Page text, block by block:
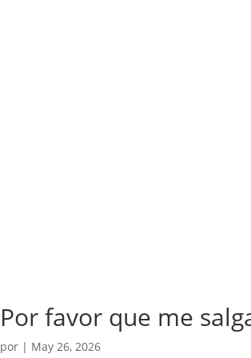
Por favor que me
por | May 26, 2026